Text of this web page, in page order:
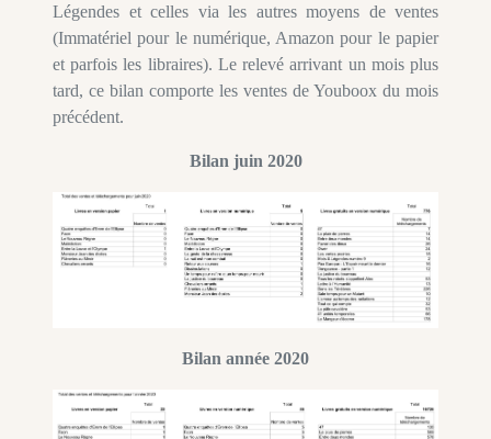
Légendes et celles via les autres moyens de ventes
(Immatériel pour le numérique, Amazon pour le papier
et parfois les libraires). Le relevé arrivant un mois plus
tard, ce bilan comporte les ventes de Youboox du mois
précédent.
Bilan juin 2020
Bilan année 2020